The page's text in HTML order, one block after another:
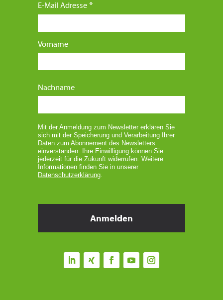
E-Mail Adresse
Vorname
Nachname
Mit der Anmeldung zum Newsletter erklären Sie
sich mit der Speicherung und Verarbeitung Ihrer
Daten zum Abonnement des Newsletters
einverstanden. Ihre Einwilligung können Sie
jederzeit für die Zukunft widerrufen. Weitere
Informationen finden Sie in unserer
Datenschutzerklärung.
Anmelden